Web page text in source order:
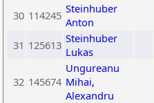
30 114245 Steinhuber
Anton
31 125613 Steinhuber
Lukas
32 145674
Ungureanu
Mihai,
Alexandru